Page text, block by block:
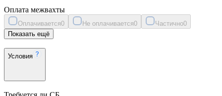
Оплата межвахты
Оплачивается0 Не оплачивается0 Частично0
Показать ещё
Условия